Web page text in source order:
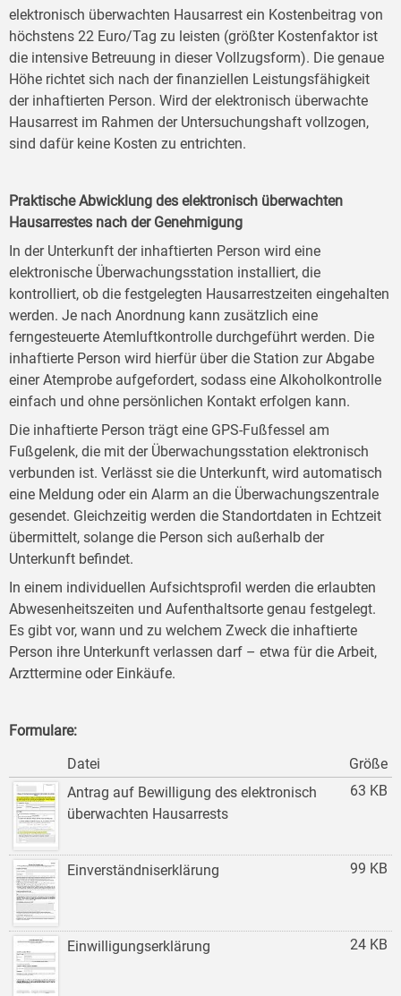
elektronisch überwachten Hausarrest ein Kostenbeitrag von
höchstens 22 Euro/Tag zu leisten (größter Kostenfaktor ist
die intensive Betreuung in dieser Vollzugsform). Die genaue
Höhe richtet sich nach der finanziellen Leistungsfähigkeit
der inhaftierten Person. Wird der elektronisch überwachte
Hausarrest im Rahmen der Untersuchungshaft vollzogen,
sind dafür keine Kosten zu entrichten.
Praktische Abwicklung des elektronisch überwachten
Hausarrestes nach der Genehmigung
In der Unterkunft der inhaftierten Person wird eine
elektronische Überwachungsstation installiert, die
kontrolliert, ob die festgelegten Hausarrestzeiten eingehalten
werden. Je nach Anordnung kann zusätzlich eine
ferngesteuerte Atemluftkontrolle durchgeführt werden. Die
inhaftierte Person wird hierfür über die Station zur Abgabe
einer Atemprobe aufgefordert, sodass eine Alkoholkontrolle
einfach und ohne persönlichen Kontakt erfolgen kann.
Die inhaftierte Person trägt eine GPS-Fußfessel am
Fußgelenk, die mit der Überwachungsstation elektronisch
verbunden ist. Verlässt sie die Unterkunft, wird automatisch
eine Meldung oder ein Alarm an die Überwachungszentrale
gesendet. Gleichzeitig werden die Standortdaten in Echtzeit
übermittelt, solange die Person sich außerhalb der
Unterkunft befindet.
In einem individuellen Aufsichtsprofil werden die erlaubten
Abwesenheitszeiten und Aufenthaltsorte genau festgelegt.
Es gibt vor, wann und zu welchem Zweck die inhaftierte
Person ihre Unterkunft verlassen darf – etwa für die Arbeit,
Arzttermine oder Einkäufe.
Formulare:
Größe
Datei
63 KB
Antrag auf Bewilligung des elektronisch
überwachten Hausarrests
99 KB
Einverständniserklärung
24 KB
Einwilligungserklärung